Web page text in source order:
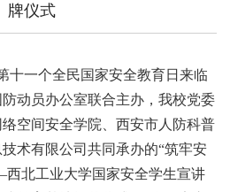
牌仪式
十一个全民国家安全教育日来临
动员办公室联合主办，我校党委
空间安全学院、西安市人防科普
术有限公司共同承办的“筑牢安
北工业大学国家安全学生宣讲